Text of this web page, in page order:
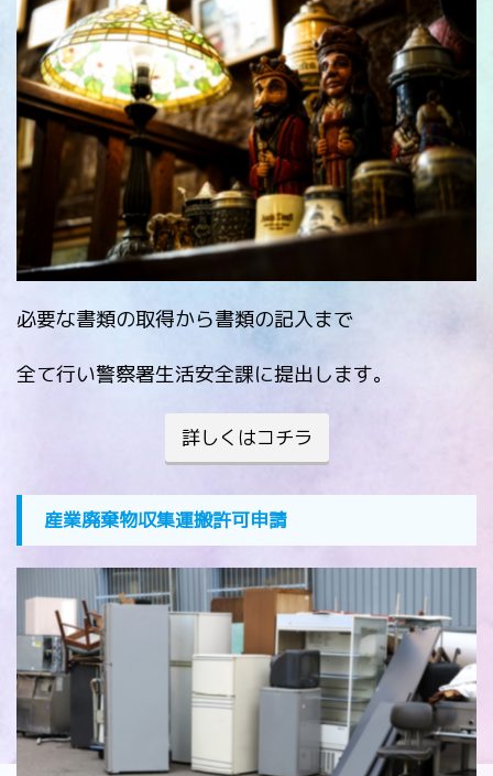
必要な書類の取得から書類の記入まで
全て行い警察署生活安全課に提出します。
詳しくはコチラ
産業廃棄物収集運搬許可申請